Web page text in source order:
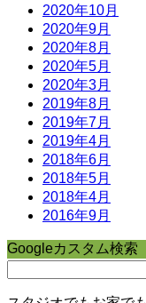
2020年10月
2020年9月
2020年8月
2020年5月
2020年3月
2019年8月
2019年7月
2019年4月
2018年6月
2018年5月
2018年4月
2016年9月
Googleカスタム検索